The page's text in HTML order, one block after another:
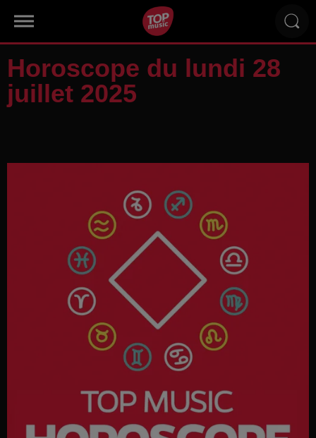
Horoscope du lundi 28
juillet 2025